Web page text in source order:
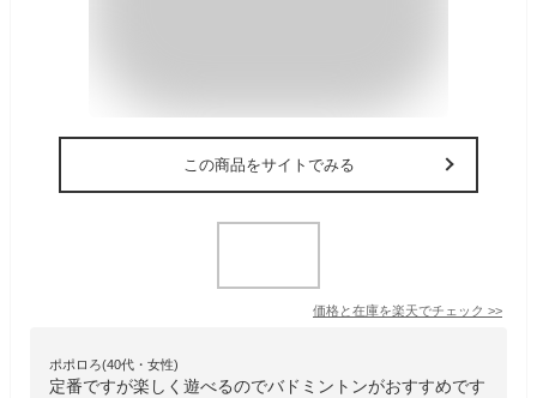
この商品をサイトでみる
価格と在庫を楽天でチェック >>
ポポロろ(40代・女性)
定番ですが楽しく遊べるのでバドミントンがおすすめです